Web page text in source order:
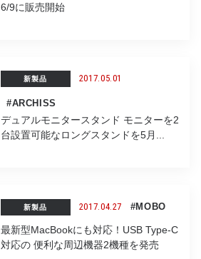
6/9に販売開始
新製品 2017.05.01
#ARCHISS
デュアルモニタースタンド モニターを2
台設置可能なロングスタンドを5月...
新製品 2017.04.27 #MOBO
最新型MacBookにも対応！USB Type-C
対応の 便利な周辺機器2機種を発売